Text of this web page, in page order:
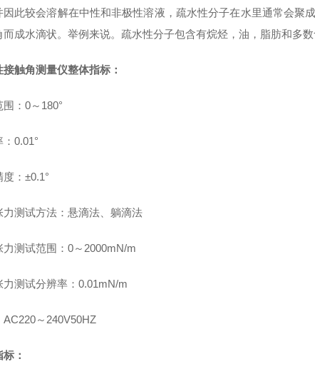
因此较会溶解在中性和非极性溶液，疏水性分子在水里通常会聚
而成水滴状。举例来说。疏水性分子包含有烷烃，油，脂肪和多
接触角测量仪整体指标：
：0～180°
0.01°
：±0.1°
力测试方法：悬滴法、躺滴法
力测试范围：0～2000mN/m
力测试分辨率：0.01mN/m
AC220～240V50HZ
：